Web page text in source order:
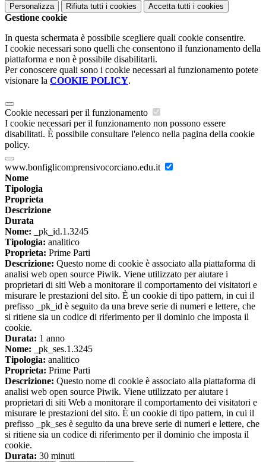
Personalizza Rifiuta tutti i cookies Accetta tutti i cookies
Gestione cookie
In questa schermata è possibile scegliere quali cookie consentire.
I cookie necessari sono quelli che consentono il funzionamento della
piattaforma e non è possibile disabilitarli.
Per conoscere quali sono i cookie necessari al funzionamento potete
visionare la COOKIE POLICY.
Cookie necessari per il funzionamento
I cookie necessari per il funzionamento non possono essere
disabilitati. È possibile consultare l'elenco nella pagina della cookie
policy.
www.bonfiglicomprensivocorciano.edu.it
Nome
Tipologia
Proprieta
Descrizione
Durata
Nome: _pk_id.1.3245
Tipologia: analitico
Proprieta: Prime Parti
Descrizione: Questo nome di cookie è associato alla piattaforma di
analisi web open source Piwik. Viene utilizzato per aiutare i
proprietari di siti Web a monitorare il comportamento dei visitatori e
misurare le prestazioni del sito. È un cookie di tipo pattern, in cui il
prefisso _pk_id è seguito da una breve serie di numeri e lettere, che
si ritiene sia un codice di riferimento per il dominio che imposta il
cookie.
Durata: 1 anno
Nome: _pk_ses.1.3245
Tipologia: analitico
Proprieta: Prime Parti
Descrizione: Questo nome di cookie è associato alla piattaforma di
analisi web open source Piwik. Viene utilizzato per aiutare i
proprietari di siti Web a monitorare il comportamento dei visitatori e
misurare le prestazioni del sito. È un cookie di tipo pattern, in cui il
prefisso _pk_ses è seguito da una breve serie di numeri e lettere, che
si ritiene sia un codice di riferimento per il dominio che imposta il
cookie.
Durata: 30 minuti